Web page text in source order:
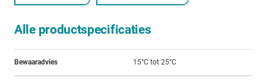
Alle productspecificaties
Bewaaradvies 15°C tot 25°C